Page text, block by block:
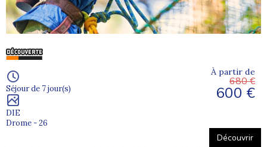
Séjour de 7 jour(s)
DIE
Drome - 26
À partir de
680 €
600 €
Découvrir